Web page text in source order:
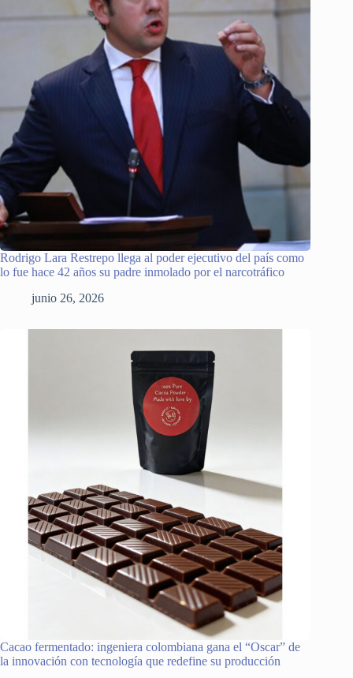
Rodrigo Lara Restrepo llega al poder ejecutivo del país como
lo fue hace 42 años su padre inmolado por el narcotráfico
junio 26, 2026
Cacao fermentado: ingeniera colombiana gana el “Oscar” de
la innovación con tecnología que redefine su producción